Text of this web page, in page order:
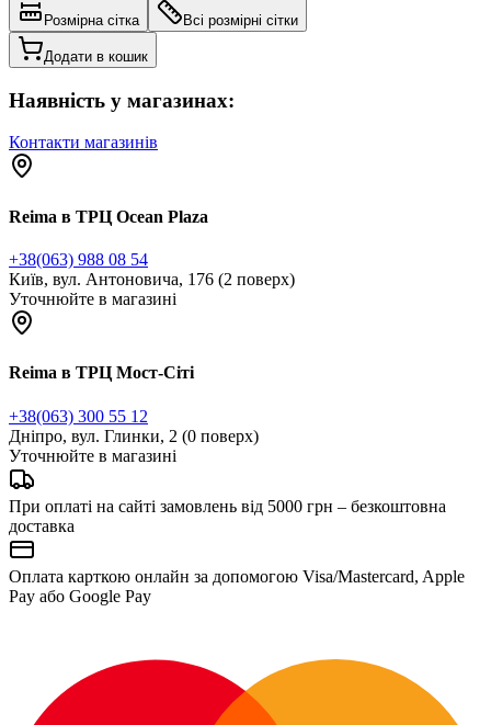
Розмірна сітка Всі розмірні сітки
Додати в кошик
Наявність у магазинах:
Контакти магазинів
Reima в ТРЦ Ocean Plaza
+38(063) 988 08 54
Київ, вул. Антоновича, 176 (2 поверх)
Уточнюйте в магазині
Reima в ТРЦ Мост-Сіті
+38(063) 300 55 12
Дніпро, вул. Глинки, 2 (0 поверх)
Уточнюйте в магазині
При оплаті на сайті замовлень від 5000 грн – безкоштовна
доставка
Оплата карткою онлайн за допомогою Visa/Mastercard, Apple
Pay або Google Pay